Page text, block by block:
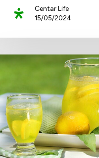
Centar Life
15/05/2024